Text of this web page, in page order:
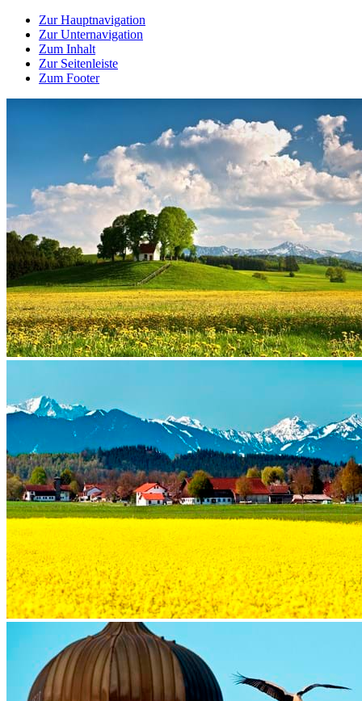
Zur Hauptnavigation
Zur Unternavigation
Zum Inhalt
Zur Seitenleiste
Zum Footer